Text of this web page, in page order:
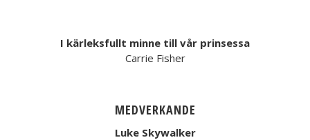
I kärleksfullt minne till vår prinsessa
Carrie Fisher
MEDVERKANDE
Luke Skywalker